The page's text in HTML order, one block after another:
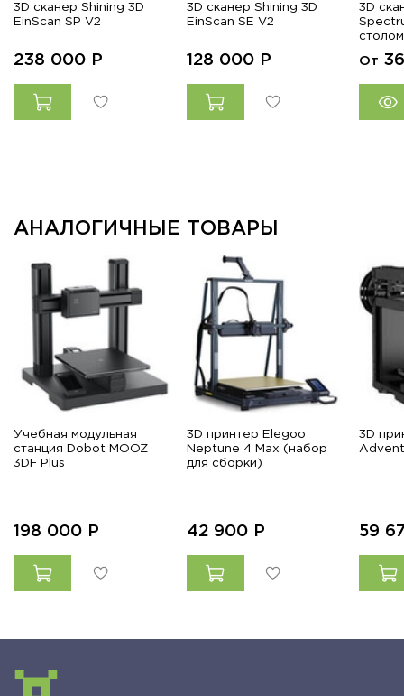
3D сканер Shining 3D
EinScan SP V2
238 000 Р
3D сканер Shining 3D
EinScan SE V2
128 000 Р
3D
От
АНАЛОГИЧНЫЕ ТОВАРЫ
Учебная модульная
станция Dobot MOOZ
3DF Plus
198 000 Р
3D принтер Elegoo
Neptune 4 Max (набор
для сборки)
42 900 Р
3D
59